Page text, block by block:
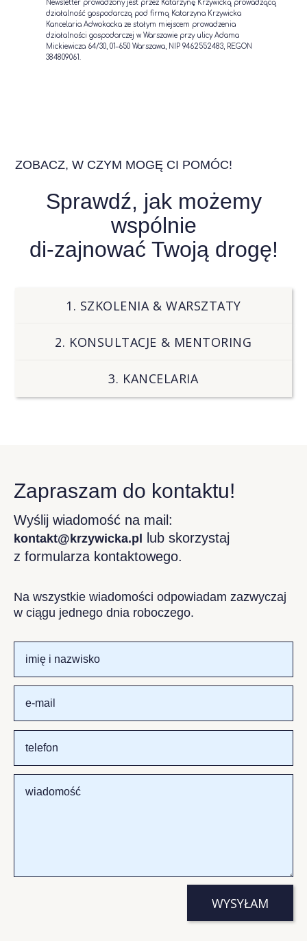
Newsletter prowadzony jest przez Katarzynę Krzywicką prowadzącą
działalność gospodarczą pod firmą Katarzyna Krzywicka
Kancelaria Adwokacka ze stałym miejscem prowadzenia
działalności gospodarczej w Warszawie przy ulicy Adama
Mickiewicza 64/30, 01–650 Warszawa, NIP 9462552483, REGON
384809061.
ZOBACZ, W CZYM MOGĘ CI POMÓC!
Sprawdź, jak możemy
wspólnie
di-zajnować Twoją drogę!
1. SZKOLENIA & WARSZTATY
2. KONSULTACJE & MENTORING
3. KANCELARIA
Zapraszam do kontaktu!
Wyślij wiadomość na mail:
kontakt@krzywicka.pl lub skorzystaj
z formularza kontaktowego.
Na wszystkie wiadomości odpowiadam zazwyczaj
w ciągu jednego dnia roboczego.
WYSYŁAM